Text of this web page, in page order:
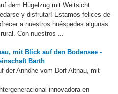
dem Hügelzug mit Weitsicht
y disfrutar! Estamos felices de
a nuestros huéspedes algunas
Con nuestros ...
mit Blick auf den Bodensee -
Barth
der Anhöhe vom Dorf Altnau, mit
innovadora en